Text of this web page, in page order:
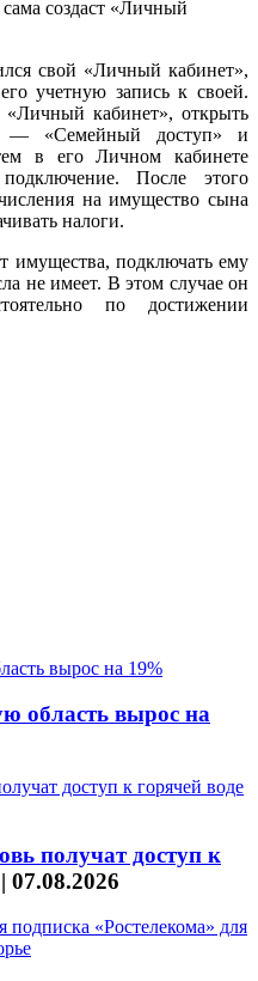
создаст «Личный
свой «Личный кабинет»,
учетную запись к своей.
кабинет», открыть
— «Семейный доступ» и
в его Личном кабинете
После этого
на имущество сына
налоги.
имущества, подключать ему
не имеет. В этом случае он
по достижении
область вырос на
получат доступ к
| 07.08.2026